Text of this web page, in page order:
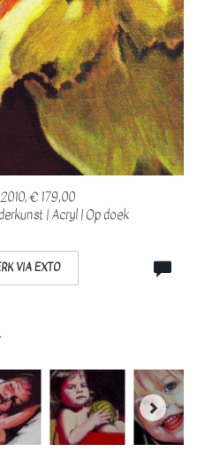
€ 179,00
| Acryl | Op doek
VIA EXTO